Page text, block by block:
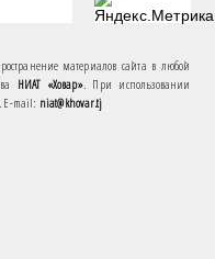
материалов сайта в любой
НИАТ «Ховар». При использовании
E-mail: niat@khovar.tj